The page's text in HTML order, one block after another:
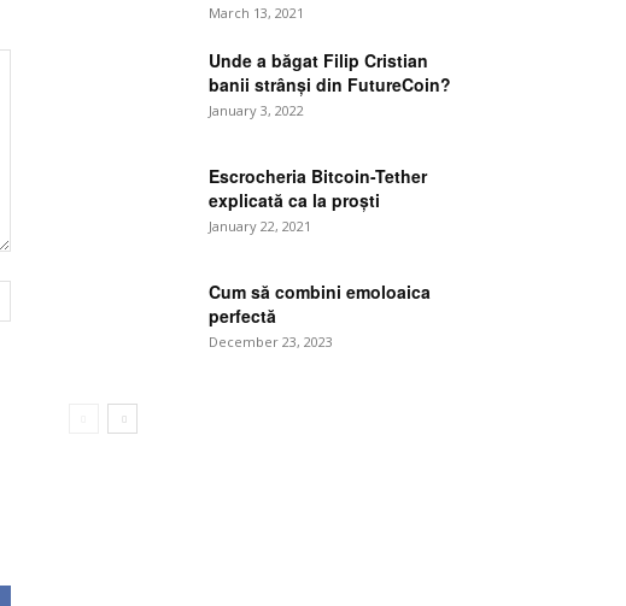
March 13, 2021
Unde a băgat Filip Cristian
banii strânși din FutureCoin?
January 3, 2022
Escrocheria Bitcoin-Tether
explicată ca la proști
January 22, 2021
Cum să combini emoloaica
perfectă
December 23, 2023